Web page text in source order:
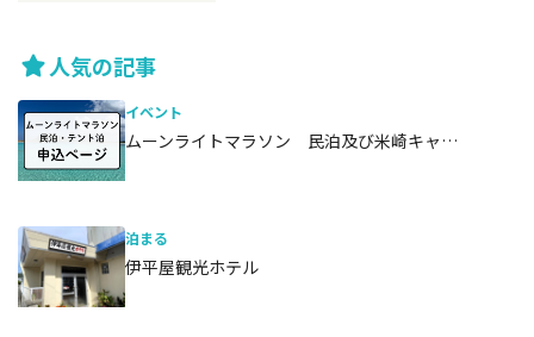
人気の記事
イベント
ムーンライトマラソン 民泊及び米崎キャ…
泊まる
伊平屋観光ホテル